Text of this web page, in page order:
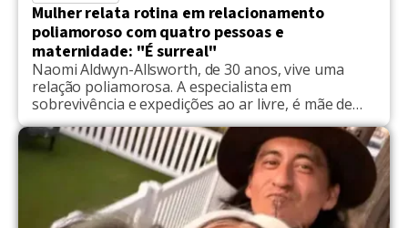
Mulher relata rotina em relacionamento
poliamoroso com quatro pessoas e
maternidade: "É surreal"
Naomi Aldwyn-Allsworth, de 30 anos, vive uma
relação poliamorosa. A especialista em
sobrevivência e expedições ao ar livre, é mãe de
uma criança de 7 anos, se divide em dois
relacionamentos distintos. Em entrevista ao jornal
britânico Metro, a mulher descreveu que "a não
monogamia era a principal forma de se relacionar
até alguns milhares […]